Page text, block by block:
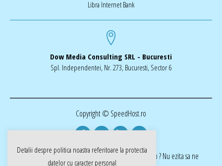
Libra Internet Bank
Dow Media Consulting SRL - Bucuresti
Spl. Independentei, Nr. 273, Bucuresti, Sector 6
Copyright © SpeedHost.ro
realizat de Dow Media | ai nevoie de o pagina web ? Nu ezita sa ne
Detalii despre politica noastra referitoare la protectia
datelor cu caracter personal